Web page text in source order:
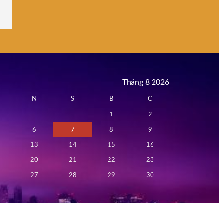
Tháng 8 2026
N S B C
1 2
6 7 8 9
13 14 15 16
20 21 22 23
27 28 29 30